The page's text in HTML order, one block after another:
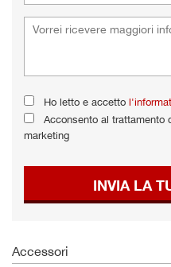
Ho letto e accetto
Acconsento al trattamento
marketing
INVIA LA
Accessori
cookie
policy